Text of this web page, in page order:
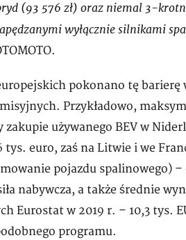
(93 576 zł) oraz niemal 3-
wyłącznie silnikami
pokonano tę barierę
Przykładowo,
zakupie używanego BEV w
tys. euro, zaś na Litwie i we
pojazdu spalinowego)
nabywcza, a także średnie
Eurostat w 2019 r. – 10,3 tys.
programu.